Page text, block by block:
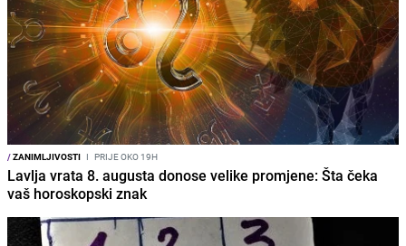
/ZANIMLJIVOSTI I PRIJE OKO 19H
Lavlja vrata 8. augusta donose velike promjene: Šta čeka
vaš horoskopski znak